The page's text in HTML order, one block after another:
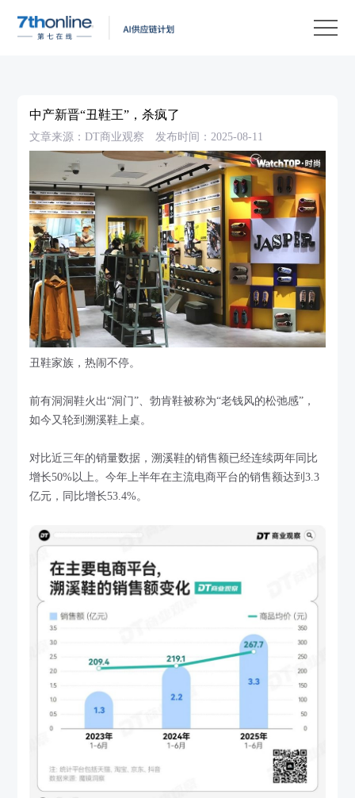
中产新晋“丑鞋王”，杀疯了
文章来源：DT商业观察 发布时间：2025-08-11
丑鞋家族，热闹不停。
前有洞洞鞋火出“洞门”、勃肯鞋被称为“老钱风的松弛感”，
如今又轮到溯溪鞋上桌。
对比近三年的销量数据，溯溪鞋的销售额已经连续两年同比
增长50%以上。今年上半年在主流电商平台的销售额达到3.3
亿元，同比增长53.4%。